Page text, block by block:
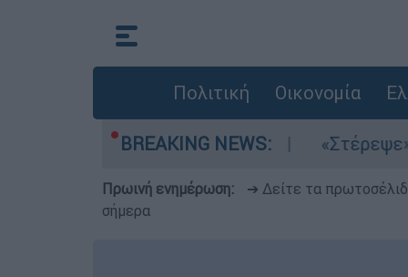
Πολιτική Οικονομία
BREAKING NEWS:
στο Αιγαίο «Στέρεψε» η αγορά
Πρωινή ενημέρωση: ➔ Δείτε τα
σήμερα